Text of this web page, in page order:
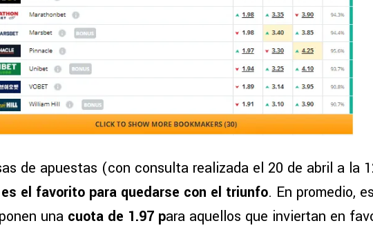
de apuestas (con consulta realizada el 20 de abril a la
el favorito para quedarse con el triunfo. En promedio,
una cuota de 1.97 para aquellos que inviertan en